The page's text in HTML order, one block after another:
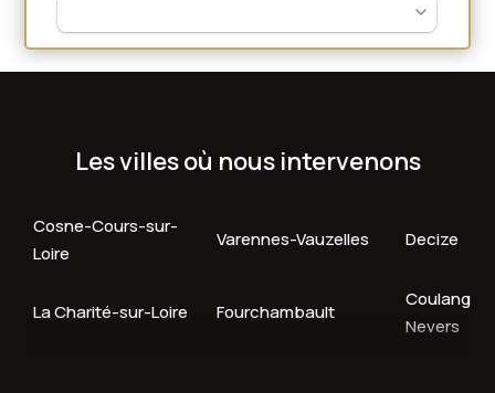
Les villes où nous intervenons
Cosne-Cours-sur-
Loire
Varennes-Vauzelles Decize
La Charité-sur-Loire Fourchambault
Nevers